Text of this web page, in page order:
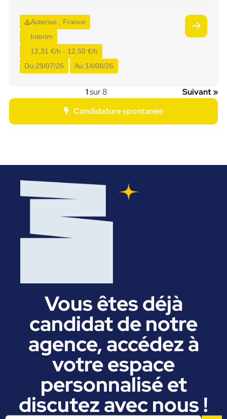
Auterive , France
Interim
12,31 €/h - 12,50 €/h
Du:29/07/26 Au:14/08/26
1sur 8
Suivant »
Candidature spontanée
Vous êtes déjà
candidat de notre
agence, accédez à
votre espace
personnalisé et
discutez avec nous !